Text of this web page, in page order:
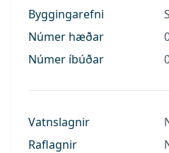
Byggingarefni
Númer hæðar
Númer íbúðar
Vatnslagnir
Raflagnir